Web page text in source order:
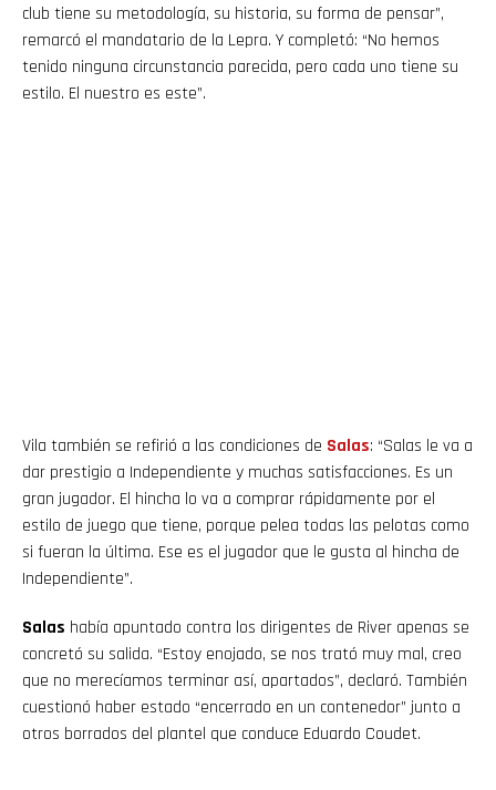
club tiene su metodología, su historia, su forma de pensar”,
remarcó el mandatario de la Lepra. Y completó: “No hemos
tenido ninguna circunstancia parecida, pero cada uno tiene su
estilo. El nuestro es este”.
Vila también se refirió a las condiciones de Salas: “Salas le va a
dar prestigio a Independiente y muchas satisfacciones. Es un
gran jugador. El hincha lo va a comprar rápidamente por el
estilo de juego que tiene, porque pelea todas las pelotas como
si fueran la última. Ese es el jugador que le gusta al hincha de
Independiente”.
Salas había apuntado contra los dirigentes de River apenas se
concretó su salida. “Estoy enojado, se nos trató muy mal, creo
que no merecíamos terminar así, apartados”, declaró. También
cuestionó haber estado “encerrado en un contenedor” junto a
otros borrados del plantel que conduce Eduardo Coudet.